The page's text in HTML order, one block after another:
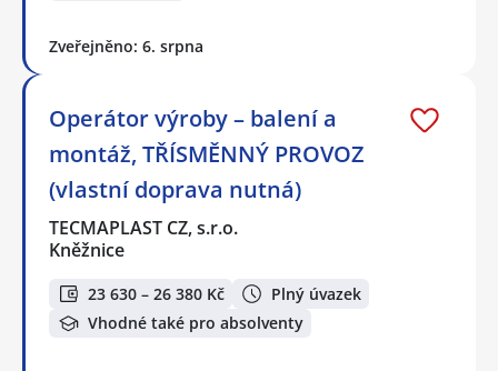
Zveřejněno: 6. srpna
Operátor výroby – balení a
montáž, TŘÍSMĚNNÝ PROVOZ
(vlastní doprava nutná)
TECMAPLAST CZ, s.r.o.
Kněžnice
23 630 – 26 380 Kč
Plný úvazek
Vhodné také pro absolventy